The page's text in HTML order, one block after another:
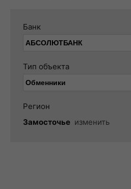
Банк
Тип объекта
Регион
Замосточье изменить